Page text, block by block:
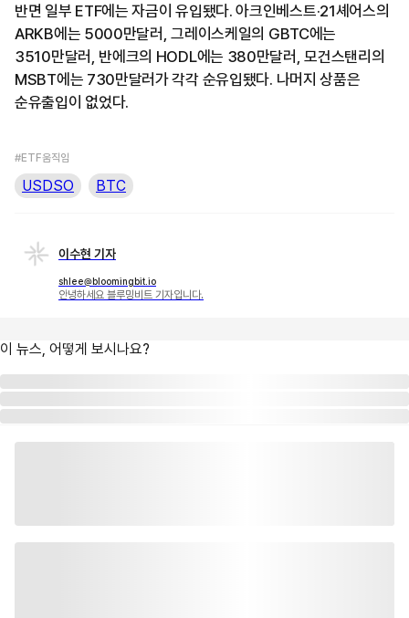
반면 일부 ETF에는 자금이 유입됐다. 아크인베스트·21셰어스의
ARKB에는 5000만달러, 그레이스케일의 GBTC에는
3510만달러, 반에크의 HODL에는 380만달러, 모건스탠리의
MSBT에는 730만달러가 각각 순유입됐다. 나머지 상품은
순유출입이 없었다.
#ETF움직임
USDSO BTC
이수현 기자
shlee@bloomingbit.io
안녕하세요 블루밍비트 기자입니다.
이 뉴스, 어떻게 보시나요?